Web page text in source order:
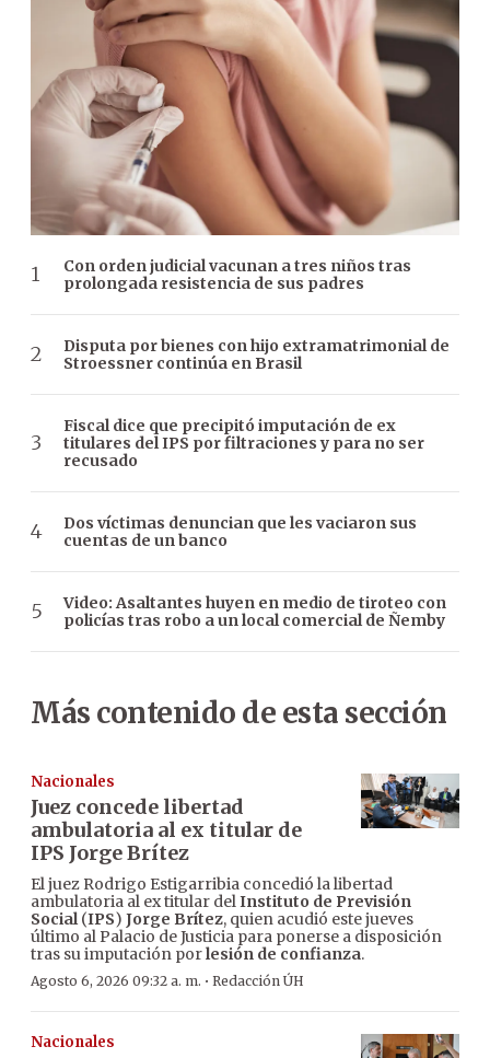
Con orden judicial vacunan a tres niños tras
prolongada resistencia de sus padres
Disputa por bienes con hijo extramatrimonial de
Stroessner continúa en Brasil
Fiscal dice que precipitó imputación de ex
titulares del IPS por filtraciones y para no ser
recusado
Dos víctimas denuncian que les vaciaron sus
cuentas de un banco
Video: Asaltantes huyen en medio de tiroteo con
policías tras robo a un local comercial de Ñemby
Más contenido de esta sección
Nacionales
Juez concede libertad
ambulatoria al ex titular de
IPS Jorge Brítez
El juez Rodrigo Estigarribia concedió la libertad
ambulatoria al ex titular delInstituto de Previsión
Social(IPS) Jorge Brítez, quien acudió este jueves
último al Palacio de Justicia para ponerse a disposición
tras su imputación porlesión de confianza.
Agosto 6, 2026 09:32 a. m. · Redacción ÚH
Nacionales